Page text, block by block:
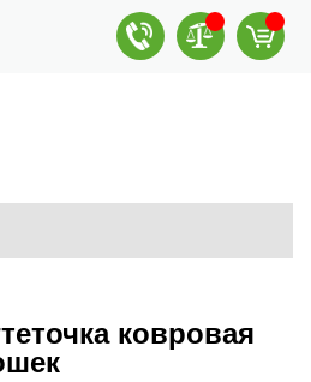
ковровая